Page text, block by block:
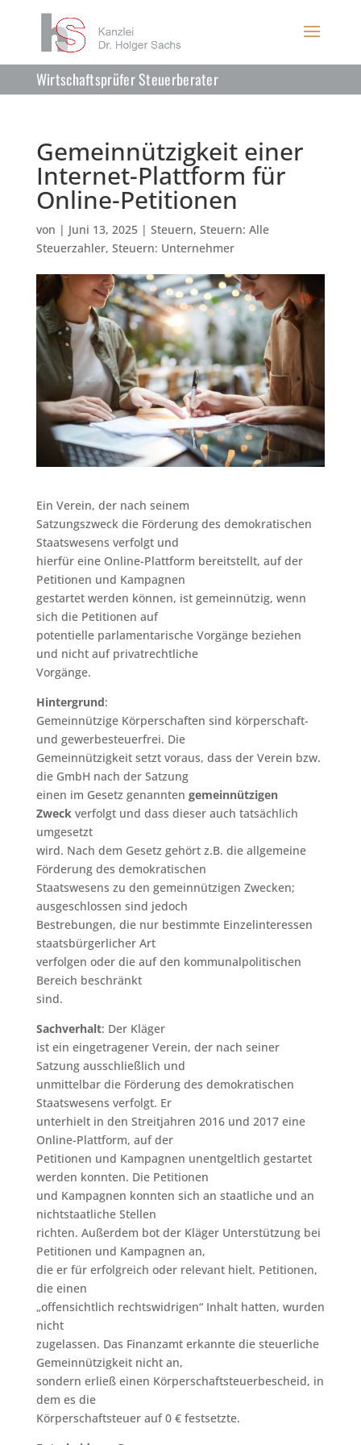
Wirtschaftsprüfer Steuerberater
Gemeinnützigkeit einer
Internet-Plattform für
Online-Petitionen
von | Juni 13, 2025| Steuern, Steuern: Alle
Steuerzahler, Steuern: Unternehmer
Ein Verein, der nach seinem
Satzungszweck die Förderung des demokratischen
Staatswesens verfolgt und
hierfür eine Online-Plattform bereitstellt, auf der
Petitionen und Kampagnen
gestartet werden können, ist gemeinnützig, wenn
sich die Petitionen auf
potentielle parlamentarische Vorgänge beziehen
und nicht auf privatrechtliche
Vorgänge.
Hintergrund:
Gemeinnützige Körperschaften sind körperschaft-
und gewerbesteuerfrei. Die
Gemeinnützigkeit setzt voraus, dass der Verein bzw.
die GmbH nach der Satzung
einen im Gesetz genannten gemeinnützigen
Zweckverfolgt und dass dieser auch tatsächlich
umgesetzt
wird. Nach dem Gesetz gehört z.B. die allgemeine
Förderung des demokratischen
Staatswesens zu den gemeinnützigen Zwecken;
ausgeschlossen sind jedoch
Bestrebungen, die nur bestimmte Einzelinteressen
staatsbürgerlicher Art
verfolgen oder die auf den kommunalpolitischen
Bereich beschränkt
sind.
Sachverhalt: Der Kläger
ist ein eingetragener Verein, der nach seiner
Satzung ausschließlich und
unmittelbar die Förderung des demokratischen
Staatswesens verfolgt. Er
unterhielt in den Streitjahren 2016 und 2017 eine
Online-Plattform, auf der
Petitionen und Kampagnen unentgeltlich gestartet
werden konnten. Die Petitionen
und Kampagnen konnten sich an staatliche und an
nichtstaatliche Stellen
richten. Außerdem bot der Kläger Unterstützung bei
Petitionen und Kampagnen an,
die er für erfolgreich oder relevant hielt. Petitionen,
die einen
„offensichtlich rechtswidrigen“ Inhalt hatten, wurden
nicht
zugelassen. Das Finanzamt erkannte die steuerliche
Gemeinnützigkeit nicht an,
sondern erließ einen Körperschaftsteuerbescheid, in
dem es die
Körperschaftsteuer auf 0 € festsetzte.